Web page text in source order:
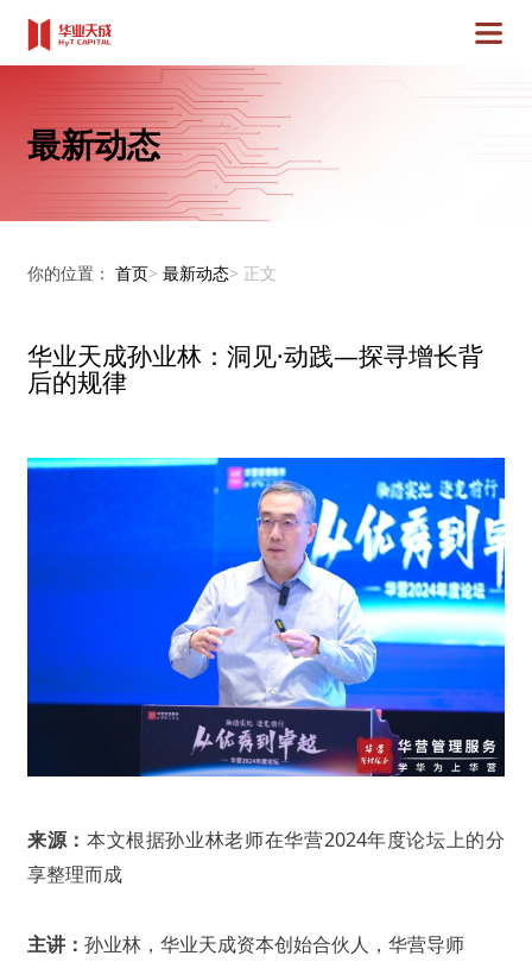
最新动态
你的位置： 首页> 最新动态> 正文
华业天成孙业林：洞见·动践—探寻增长背
后的规律
来源： 本文根据孙业林老师在华营2024年度论坛上的分
享整理而成
主讲： 孙业林，华业天成资本创始合伙人，华营导师